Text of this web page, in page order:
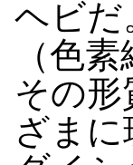
ヘビだ
（色
その
ざま